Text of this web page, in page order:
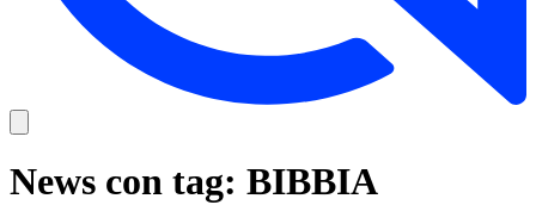
News con tag: BIBBIA